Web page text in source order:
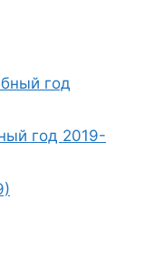
год
год 2019-